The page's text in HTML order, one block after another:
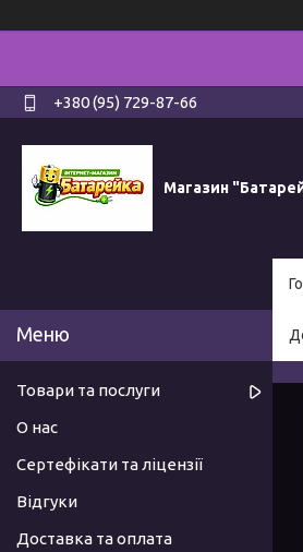
+380 (95) 729-87-66
Магазин
Товари та послуги
О нас
Сертефікати та ліцензії
Відгуки
Доставка та оплата